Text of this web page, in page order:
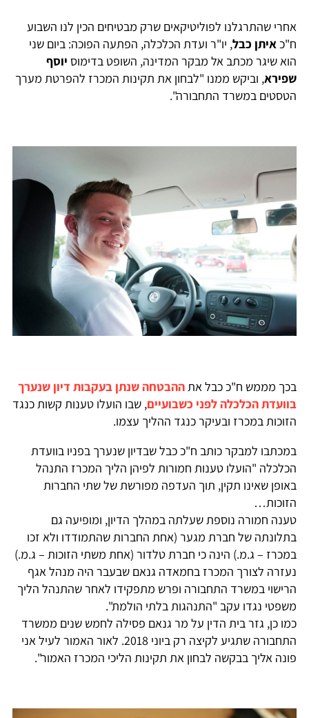
אחרי שהתרגלנו לפוליטיקאים שרק מבטיחים הכין לנו השבוע
ח"כאיתן כבל, יו"ר ועדת הכלכלה, הפתעה הפוכה: ביום שני
הוא שיגר מכתב אל מבקר המדינה, השופט בדימוס יוסף
שפירא, וביקש ממנו "לבחון את תקינות המכרז להפרטת מערך
הטסטים במשרד התחבורה".
בכך מממש ח"כ כבל את ההבטחה שנתן בעקבות דיון שנערך
בוועדת הכלכלה לפני כשבועיים, שבו הועלו טענות קשות כנגד
הזוכות במכרז ובעיקר כנגד ההליך עצמו.
במכתבו למבקר כותב ח"כ כבל שבדיון שנערך בפניו בוועדת
הכלכלה "הועלו טענות חמורות לפיהן הליך המכרז התנהל
באופן שאינו תקין, תוך העדפה מפורשת של שתי החברות
הזוכות…
טענה חמורה נוספת שעלתה במהלך הדיון, ומופיעה גם
בתלונתה של חברת מגער (אחת החברות שהתמודדו ולא זכו
במכרז – ג.מ.) הינה כי חברת טלדור (אחת משתי הזוכות – ג.מ.)
נעזרה לצורך המכרז בחמאדה גנאם שבעבר היה מנהל אגף
הרישוי במשרד התחבורה ופרש מתפקידו לאחר שהתנהל הליך
משפטי נגדו עקב "התנהגות בלתי הולמת".
כמו כן, גזר בית הדין על מר גנאם פסילה לחמש שנים ממשרד
התחבורה שתגיע לקיצה רק ביוני 2018. לאור האמור לעיל אני
פונה אליך בבקשה לבחון את תקינות הליכי המכרז האמור".